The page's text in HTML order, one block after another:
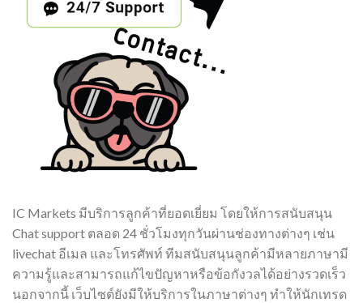
IC Markets มีบริการลูกค้าที่ยอดเยี่ยม โดยให้การสนับสนุน
Chat support ตลอด 24 ชั่วโมงทุกวันผ่านช่องทางต่างๆ เช่น
livechat อีเมล และโทรศัพท์ ทีมสนับสนุนลูกค้ามีหลายภาษามี
ความรู้และสามารถแก้ไขปัญหาหรือข้อกังวลได้อย่างรวดเร็ว
นอกจากนี้ เว็บไซต์ยังมีให้บริการในภาษาต่างๆ ทำให้นักเทรด